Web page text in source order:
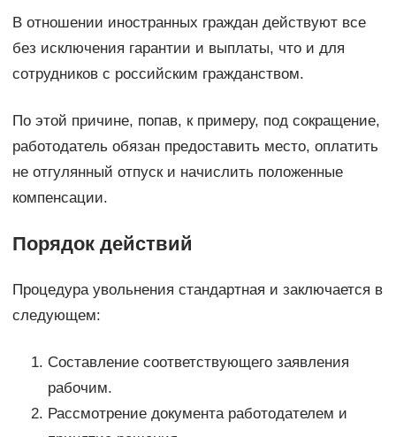
В отношении иностранных граждан действуют все
без исключения гарантии и выплаты, что и для
сотрудников с российским гражданством.
По этой причине, попав, к примеру, под сокращение,
работодатель обязан предоставить место, оплатить
не отгулянный отпуск и начислить положенные
компенсации.
Порядок действий
Процедура увольнения стандартная и заключается в
следующем:
Составление соответствующего заявления
рабочим.
Рассмотрение документа работодателем и